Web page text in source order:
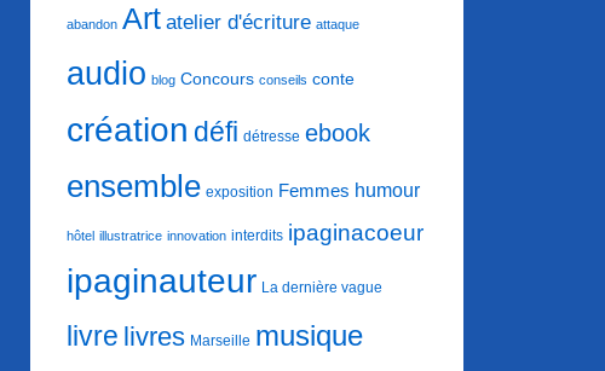
abandon Art atelier d'écriture attaque
audio blog Concours conseils conte
création défi détresse ebook
ensemble exposition Femmes humour
hôtel illustratrice innovation interdits ipaginacoeur
ipaginauteur La dernière vague
livre livres Marseille musique